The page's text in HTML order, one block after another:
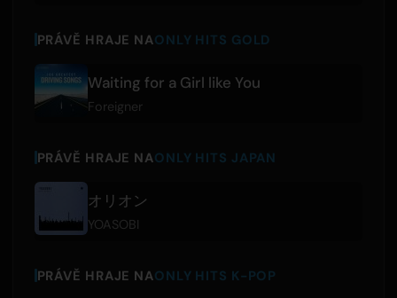
PRÁVĚ HRAJE NAONLY HITS GOLD
Waiting for a Girl like You
Foreigner
PRÁVĚ HRAJE NAONLY HITS JAPAN
オリオン
YOASOBI
PRÁVĚ HRAJE NAONLY HITS K-POP